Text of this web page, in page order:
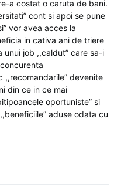
a costat o caruta de bani.
cont si apoi se pune
vor avea acces la
in cativa ani de triere
unui job ,,caldut” care sa-i
,,recomandarile” devenite
din ce in ce mai
oportuniste” si
aduse odata cu